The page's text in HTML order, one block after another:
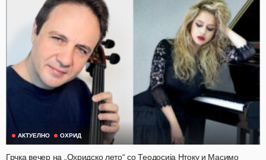
АКТУЕЛНО ОХРИД
Грчка вечер на „Охридско лето“ со Теодосија Нтоку и Масимо